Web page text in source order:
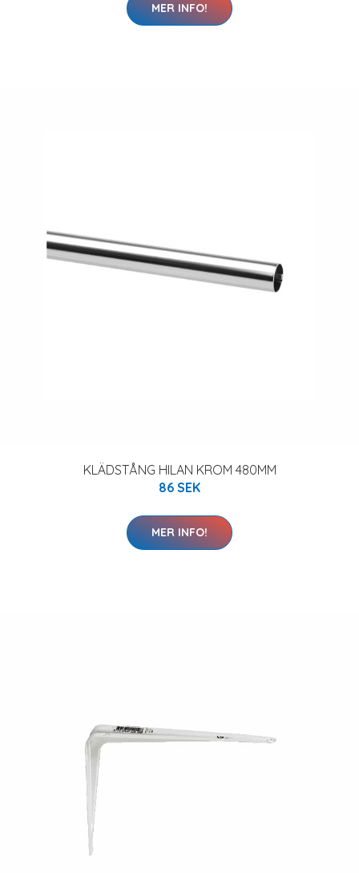
MER INFO!
KLÄDSTÅNG HILAN KROM 480MM
86 SEK
MER INFO!